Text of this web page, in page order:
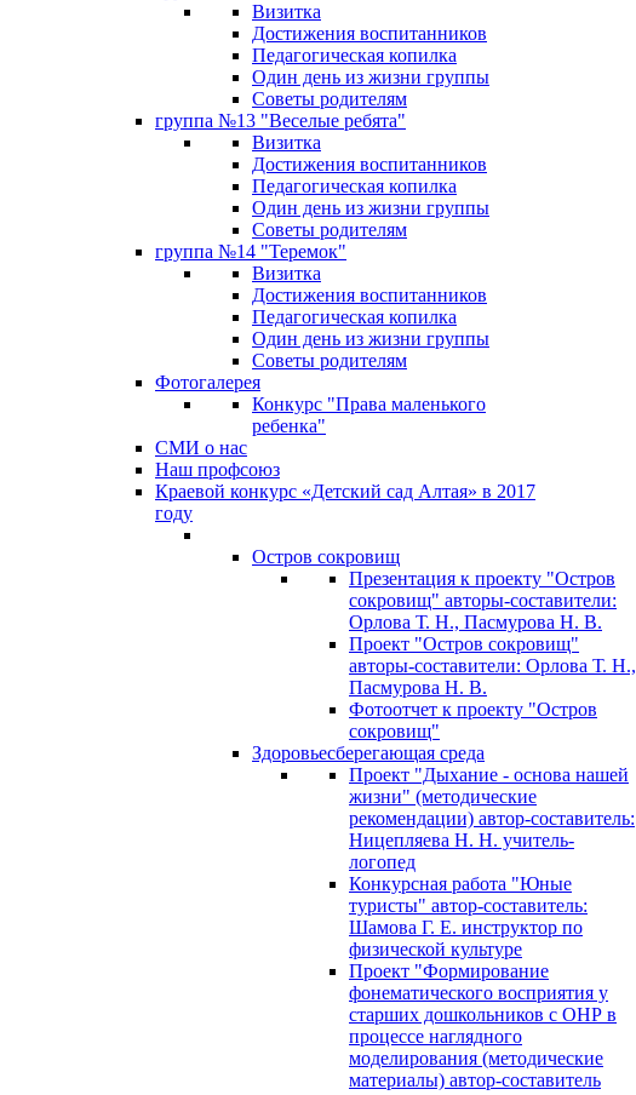
Визитка
Достижения воспитанников
Педагогическая копилка
Один день из жизни группы
Советы родителям
группа №13 "Веселые ребята"
Визитка
Достижения воспитанников
Педагогическая копилка
Один день из жизни группы
Советы родителям
группа №14 "Теремок"
Визитка
Достижения воспитанников
Педагогическая копилка
Один день из жизни группы
Советы родителям
Фотогалерея
Конкурс "Права маленького
ребенка"
СМИ о нас
Наш профсоюз
Краевой конкурс «Детский сад Алтая» в 2017
году
Остров сокровищ
Презентация к проекту "Остров
сокровищ" авторы-составители:
Орлова Т. Н., Пасмурова Н. В.
Проект "Остров сокровищ"
авторы-составители: Орлова Т. Н.,
Пасмурова Н. В.
Фотоотчет к проекту "Остров
сокровищ"
Здоровьесберегающая среда
Проект "Дыхание - основа нашей
жизни" (методические
рекомендации) автор-составитель:
Ницепляева Н. Н. учитель-
логопед
Конкурсная работа "Юные
туристы" автор-составитель:
Шамова Г. Е. инструктор по
физической культуре
Проект "Формирование
фонематического восприятия у
старших дошкольников с ОНР в
процессе наглядного
моделирования (методические
материалы) автор-составитель